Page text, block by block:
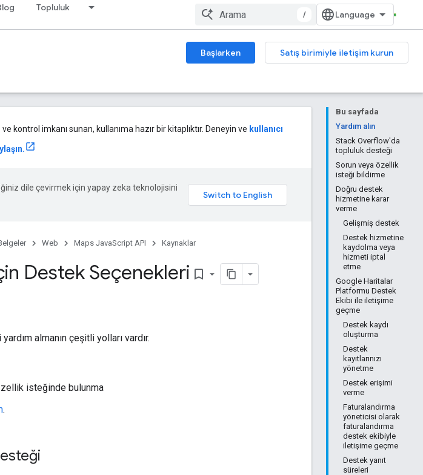
Topluluk
/
Başlarken
Satış birimiyle iletişim kurun
Bu sayfada
Yardım alın
Stack Overflow'da
topluluk desteği
Sorun veya özellik
isteği bildirme
Doğru destek
hizmetine karar
verme
Gelişmiş destek
Destek hizmetine
kaydolma veya
hizmeti iptal
etme
Google Haritalar
Platformu Destek
Ekibi ile iletişime
geçme
Destek kaydı
oluşturma
Destek
kayıtlarınızı
yönetme
Destek erişimi
verme
Faturalandırma
yöneticisi olarak
faturalandırma
destek ekibiyle
iletişime geçme
Destek yanıt
süreleri
kontrol imkanı sunan, kullanıma hazır bir kitaplıktır. Deneyin ve kullanıcı
dile çevirmek için yapay zeka teknolojisini
Web Maps JavaScript API Kaynaklar
Destek Seçenekleri bookmark_border
almanın çeşitli yolları vardır.
isteğinde bulunma
.